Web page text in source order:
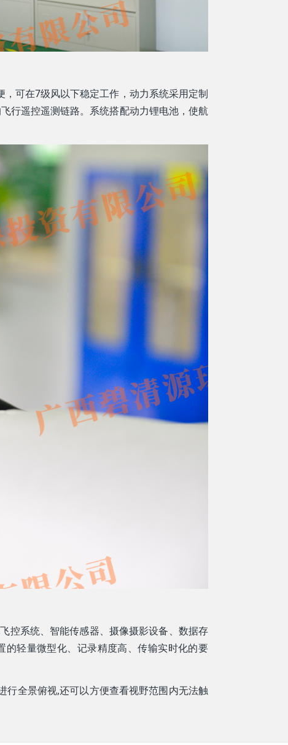
可在7级风以下稳定工作，动力系统采用定制
行遥控遥测链路。系统搭配动力锂电池，使航
控系统、智能传感器、摄像摄影设备、数据存
轻量微型化、记录精度高、传输实时化的要
行全景俯视,还可以方便查看视野范围内无法触